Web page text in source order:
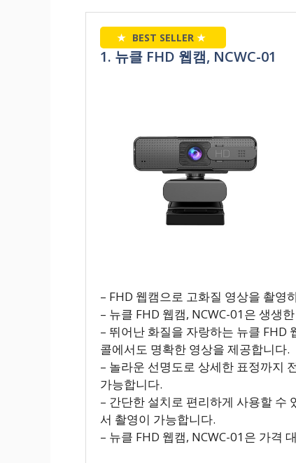
★ BEST SELLER ★
1. 뉴클 FHD 웹캠, NCWC-01
– FHD 웹캠으로 고화질 영상을 촬영
– 뉴클 FHD 웹캠, NCWC-01은 생생
– 뛰어난 화질을 자랑하는 뉴클 FHD
콜에서도 명확한 영상을 제공합니다.
– 놀라운 선명도로 상세한 표정까지
가능합니다.
– 간단한 설치로 편리하게 사용할 수
서 촬영이 가능합니다.
– 뉴클 FHD 웹캠, NCWC-01은 가격